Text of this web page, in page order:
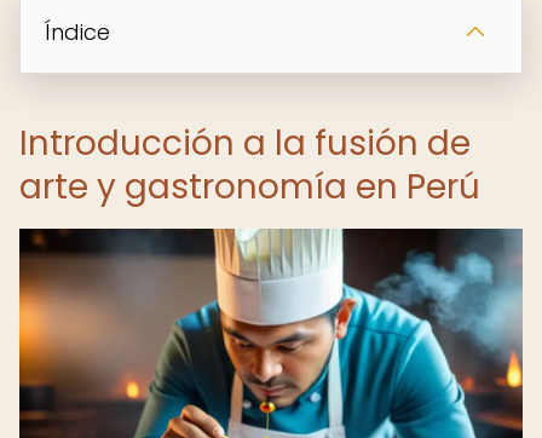
Índice
Introducción a la fusión de
arte y gastronomía en Perú